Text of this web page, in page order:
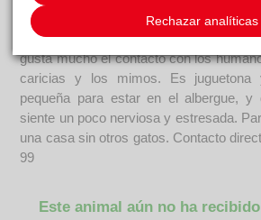
Carácter
Descripción Mimi es una gatita joven,
gusta mucho el contacto con los
caricias y los mimos. Es
pequeña para estar en el albergue, y
siente un poco nerviosa y estresada.
una casa sin otros gatos. Contacto
99
Este animal aún no ha
Rechazar analíticas